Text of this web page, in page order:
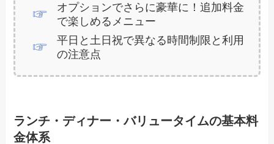
オプションでさらに豪華に！追加料金
で楽しめるメニュー
平日と土日祝で異なる時間制限と利用
の注意点
ランチ・ディナー・バリュータイムの基本料
金体系